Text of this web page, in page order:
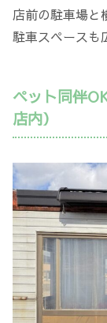
店前の駐車場と
駐車スペースも
ペット同伴
店内）